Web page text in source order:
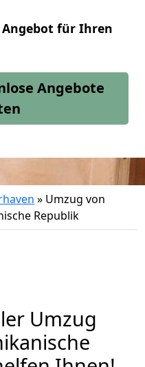
Angebot für Ihren
Angebote
» Umzug von
Republik
Umzug